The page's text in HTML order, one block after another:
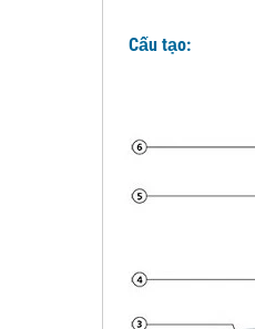
Cấu tạo: